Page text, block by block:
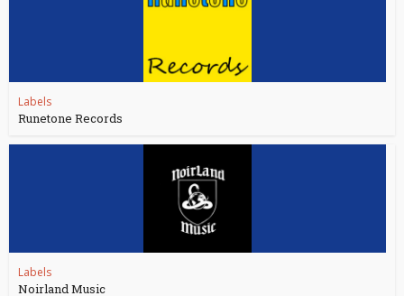
Labels
Runetone Records
Labels
Noirland Music